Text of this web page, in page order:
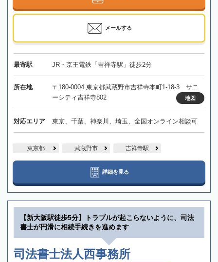
メールする
最寄駅 JR・京王電鉄「吉祥寺駅」徒歩2分
所在地
〒180-0004 東京都武蔵野市吉祥寺本町1-18-3 サニ
ーシティ吉祥寺802
地図
対応エリア 東京、千葉、神奈川、埼玉、全国オンライン相談可
東京都 武蔵野市 吉祥寺駅
詳細を見る
【新大阪駅徒歩5分】トラブルが起こらないように、司法
書士が円滑に相続手続きを進めます
司法書士法人西事務所